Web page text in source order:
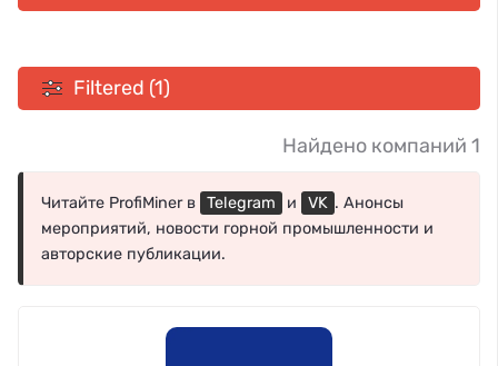
Filtered (1)
Найдено компаний 1
Читайте ProfiMiner в Telegram и VK . Анонсы
мероприятий, новости горной промышленности и
авторские публикации.